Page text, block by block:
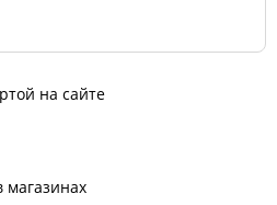
на сайте
магазинах